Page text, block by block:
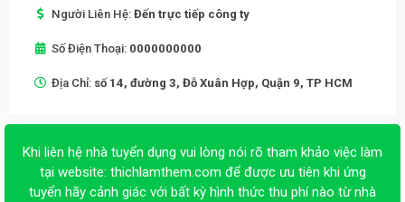
Người Liên Hệ: Đến trực tiếp công ty
Số Điện Thoại: 0000000000
Địa Chỉ: số 14, đường 3, Đỗ Xuân Hợp, Quận 9, TP HCM
Khi liên hệ nhà tuyển dụng vui lòng nói rõ tham khảo việc làm
tại website: thichlamthem.com để được ưu tiên khi ứng
tuyển hãy cảnh giác với bất kỳ hình thức thu phí nào từ nhà